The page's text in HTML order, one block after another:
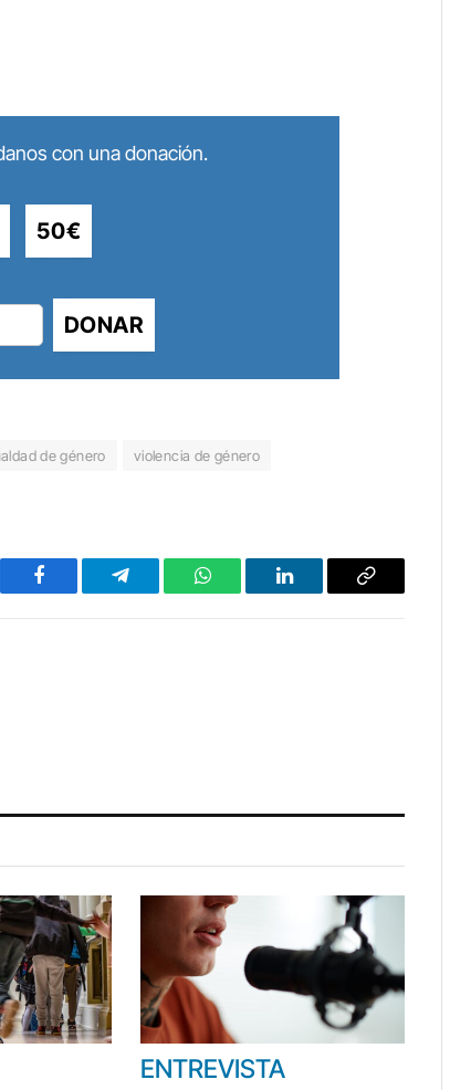
con una donación.
50€
DONAR
de género
violencia de género
Facebook Telegram WhatsAppLinkedIn Copy
ENTREVISTA